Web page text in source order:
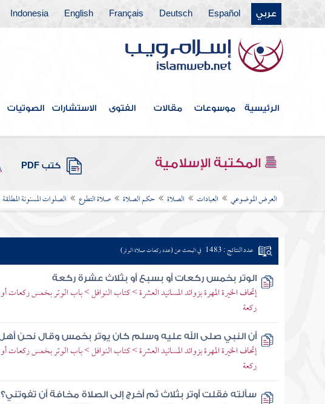
عربي Español
Deutsch
Français
English
Indonesia
الرئيسية موسوعات مقالات الفتوى الاستشارات الصوتيات
المكتبة الإسلامية كتب PDF
العرض الموضوعي العبادات الصلاة حكم الصلاة صلاة التطوع الصلوات المسنونة المطلقة
عدد النتائج : 1483 في البحث عن (عدد ركعات صلاة الوتر)
الوتر بخمس ركعات أو بسبع أو بثلاث عشرة ركعة
إتحاف الخيرة المهرة بزوائد المسانيد العشرة > كتاب النوافل > باب الوتر بخمس ركعات
ركعة
أن النبي صلى الله عليه وسلم كان يوتر بخمس وقال نحن
إتحاف الخيرة المهرة بزوائد المسانيد العشرة > كتاب النوافل > باب الوتر بخمس ركعات
ركعة
سألته فقلت أوتر بثلاث ثم أخرج إلى الصلاة مخافة أن تفوتني؟